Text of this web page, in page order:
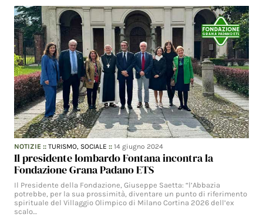
NOTIZIE ::TURISMO, SOCIALE ::14 giugno 2024
Il presidente lombardo Fontana incontra la
Fondazione Grana Padano ETS
Il Presidente della Fondazione, Giuseppe Saetta: “l’Abbazia
potrebbe, per la sua prossimità, diventare un punto di riferimento
spirituale del Villaggio Olimpico di Milano Cortina 2026 dell’ex
scalo…